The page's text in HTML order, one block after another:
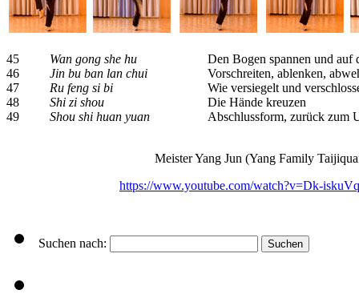
45 Wan gong she hu
Den Bogen spannen und auf
46
Jin bu ban lan chui
Vorschreiten, ablenken,
47
Ru feng si bi
Wie versiegelt und
48
Shi zi shou
Die Hände kreuzen
49
Shou shi huan yuan Abschlussform, zurück zum
Meister Yang Jun (Yang Family
https://www.youtube.com/watch?v=Dk-
Suchen nach: